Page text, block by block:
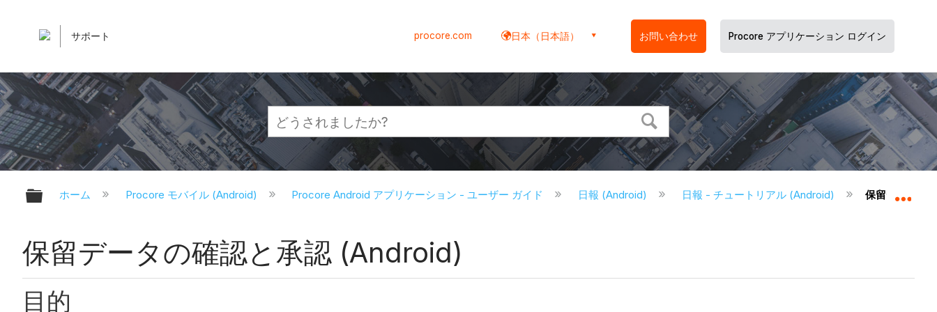
サポート procore.com 日本（日本語） お問い合わせ Procore アプリケーション ログイン
グローバル階層を展開/折りたたむ
ホーム Procore モバイル (Android) Procore Android アプリケーション - ユーザー ガイド 日報 (Android) 日報 - チュートリアル (Android) 保留データの
保留データの確認と承認 (Android)
目的